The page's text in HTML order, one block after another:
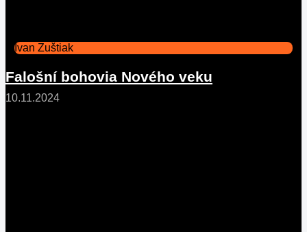
Ivan Zuštiak
Falošní bohovia Nového veku
10.11.2024